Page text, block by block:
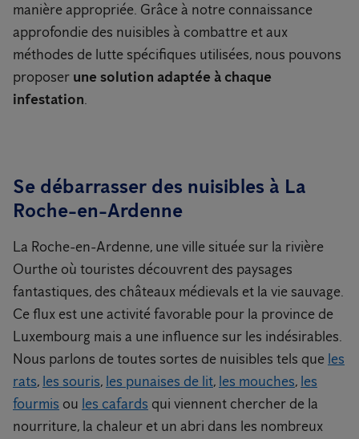
manière appropriée. Grâce à notre connaissance
approfondie des nuisibles à combattre et aux
méthodes de lutte spécifiques utilisées, nous pouvons
proposer une solution adaptée à chaque
infestation.
Se débarrasser des nuisibles à La
Roche-en-Ardenne
La Roche-en-Ardenne, une ville située sur la rivière
Ourthe où touristes découvrent des paysages
fantastiques, des châteaux médievals et la vie sauvage.
Ce flux est une activité favorable pour la province de
Luxembourg mais a une influence sur les indésirables.
Nous parlons de toutes sortes de nuisibles tels que les
rats, les souris, les punaises de lit, les mouches, les
fourmis ou les cafards qui viennent chercher de la
nourriture, la chaleur et un abri dans les nombreux